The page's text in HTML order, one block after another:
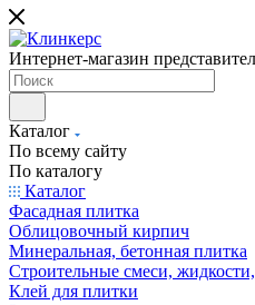
Интернет-магазин
Каталог
По всему сайту
По каталогу
Каталог
Фасадная плитка
Облицовочный кирпич
Минеральная, бетонная плитка
Строительные смеси,
Клей для плитки